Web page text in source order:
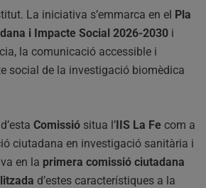
La iniciativa s’emmarca en el Pla
i Impacte Social 2026-2030 i
la comunicació accessible i
social de la investigació biomèdica
Comissió situa l’IIS La Fe com a
ciutadana en investigació sanitària i
en la primera comissió ciutadana
d’estes característiques a la